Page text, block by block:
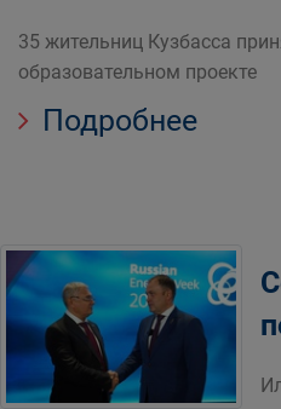
35 жительниц Кузбасса
образовательном проекте
Подробнее